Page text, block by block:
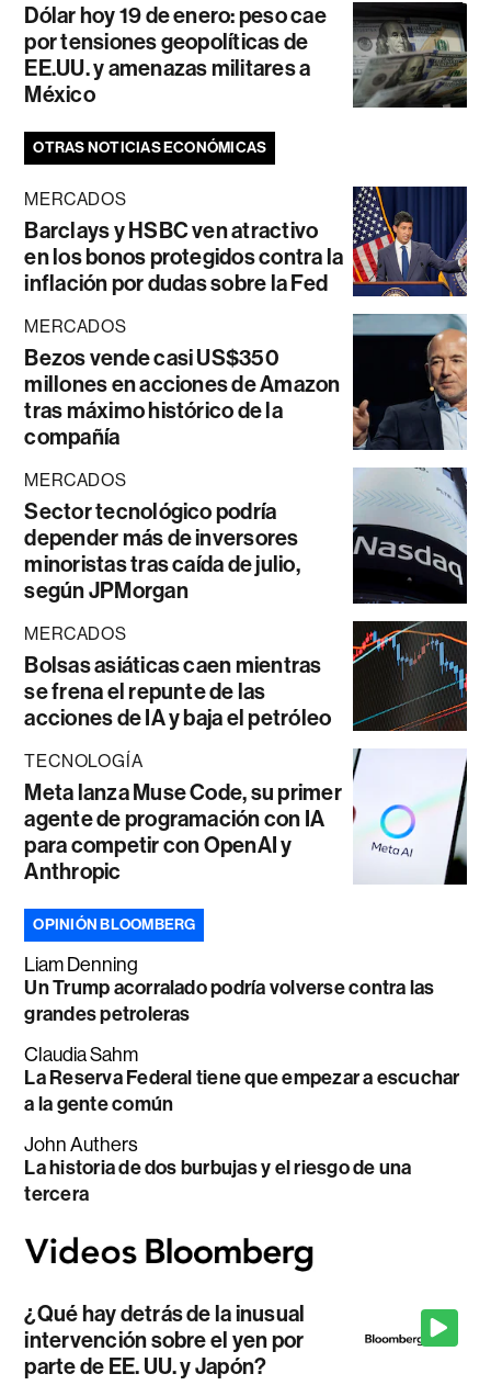
Dólar hoy 19 de enero: peso cae
por tensiones geopolíticas de
EE.UU. y amenazas militares a
México
OTRAS NOTICIAS ECONÓMICAS
MERCADOS
Barclays y HSBC ven atractivo
en los bonos protegidos contra la
inflación por dudas sobre la Fed
MERCADOS
Bezos vende casi US$350
millones en acciones de Amazon
tras máximo histórico de la
compañía
MERCADOS
Sector tecnológico podría
depender más de inversores
minoristas tras caída de julio,
según JPMorgan
MERCADOS
Bolsas asiáticas caen mientras
se frena el repunte de las
acciones de IA y baja el petróleo
TECNOLOGÍA
Meta lanza Muse Code, su primer
agente de programación con IA
para competir con OpenAI y
Anthropic
OPINIÓN BLOOMBERG
Liam Denning
Un Trump acorralado podría volverse contra las
grandes petroleras
Claudia Sahm
La Reserva Federal tiene que empezar a escuchar
a la gente común
John Authers
La historia de dos burbujas y el riesgo de una
tercera
¿Qué hay detrás de la inusual
intervención sobre el yen por
parte de EE. UU. y Japón?